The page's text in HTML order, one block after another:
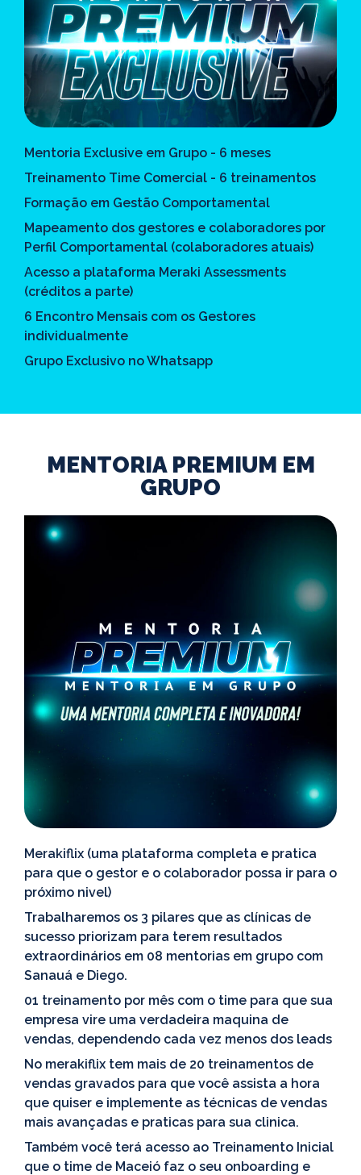
Mentoria Exclusive em Grupo - 6 meses
Treinamento Time Comercial - 6 treinamentos
Formação em Gestão Comportamental
Mapeamento dos gestores e colaboradores por
Perfil Comportamental (colaboradores atuais)
Acesso a plataforma Meraki Assessments
(créditos a parte)
6 Encontro Mensais com os Gestores
individualmente
Grupo Exclusivo no Whatsapp
MENTORIA PREMIUM EM
GRUPO
Merakiflix (uma plataforma completa e pratica
para que o gestor e o colaborador possa ir para o
próximo nivel)
Trabalharemos os 3 pilares que as clínicas de
sucesso priorizam para terem resultados
extraordinários em 08 mentorias em grupo com
Sanauá e Diego.
01 treinamento por mês com o time para que sua
empresa vire uma verdadeira maquina de
vendas, dependendo cada vez menos dos leads
No merakiflix tem mais de 20 treinamentos de
vendas gravados para que você assista a hora
que quiser e implemente as técnicas de vendas
mais avançadas e praticas para sua clinica.
Também você terá acesso ao Treinamento Inicial
que o time de Maceió faz o seu onboarding e